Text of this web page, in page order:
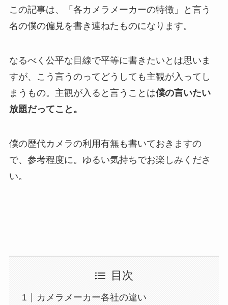
この記事は、「各カメラメーカーの特徴」と言う
名の僕の偏見を書き連ねたものになります。
なるべく公平な目線で平等に書きたいとは思いま
すが、こう言うのってどうしても主観が入ってし
まうもの。主観が入ると言うことは僕の言いたい
放題だってこと。
僕の歴代カメラの利用有無も書いておきますの
で、参考程度に。ゆるい気持ちでお楽しみくださ
い。
目次
カメラメーカー各社の違い